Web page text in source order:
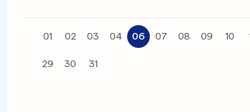
01 02 03 04 06 07 08 09 10
29 30 31